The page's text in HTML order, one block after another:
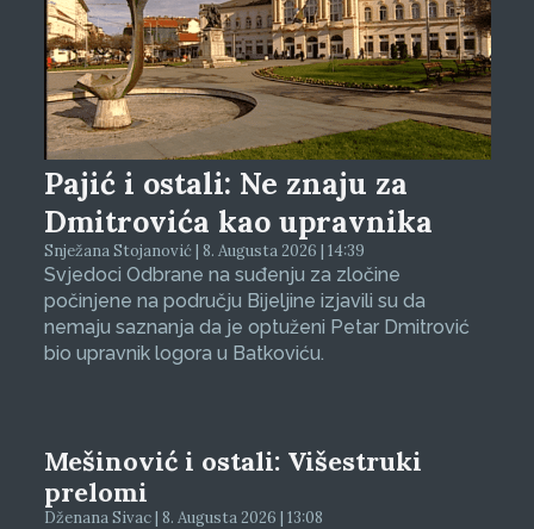
Pajić i ostali: Ne znaju za
Dmitrovića kao upravnika
Snježana Stojanović | 8. Augusta 2026 | 14:39
Svjedoci Odbrane na suđenju za zločine
počinjene na području Bijeljine izjavili su da
nemaju saznanja da je optuženi Petar Dmitrović
bio upravnik logora u Batkoviću.
Mešinović i ostali: Višestruki
prelomi
Dženana Sivac | 8. Augusta 2026 | 13:08